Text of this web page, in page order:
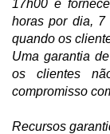
17h00 e
horas por dia, 7
quando os
Uma garantia
os clientes
compromisso
Recursos